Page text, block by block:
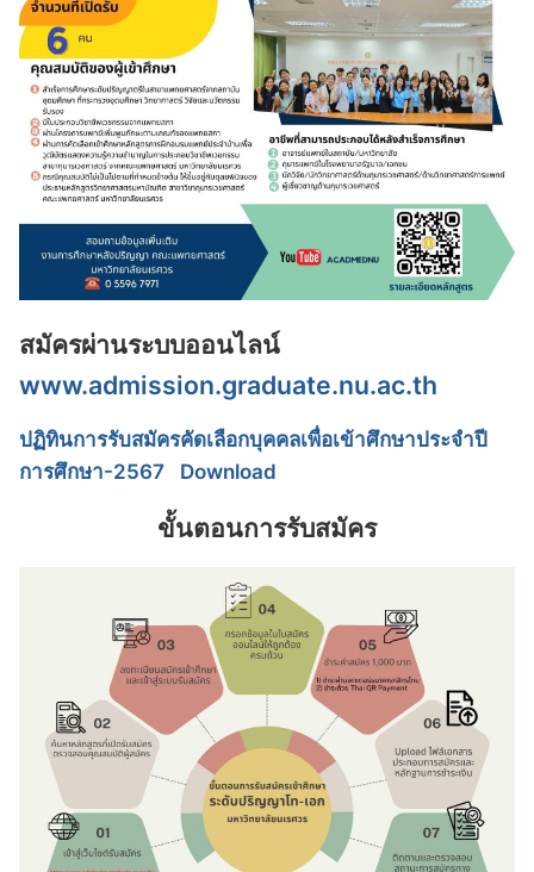
สมัครผ่านระบบออนไลน์
www.admission.graduate.nu.ac.th
ปฏิทินการรับสมัครคัดเลือกบุคคลเพื่อเข้าศึกษาประจำปี
การศึกษา-2567
Download
ขั้นตอนการรับสมัคร